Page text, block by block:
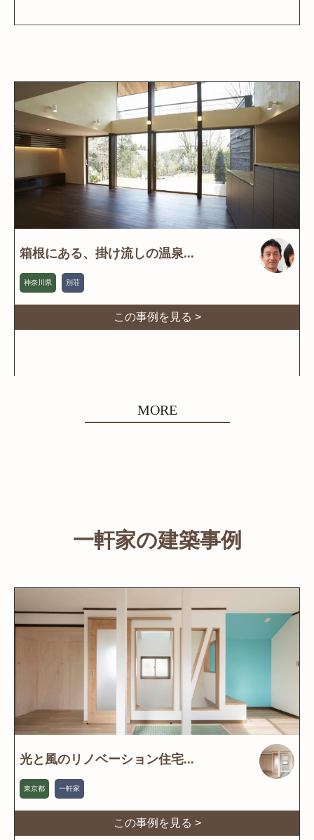
箱根にある、掛け流しの温泉...
神奈川県 別荘
この事例を見る >
MORE
一軒家の建築事例
光と風のリノベーション住宅...
東京都 一軒家
この事例を見る >